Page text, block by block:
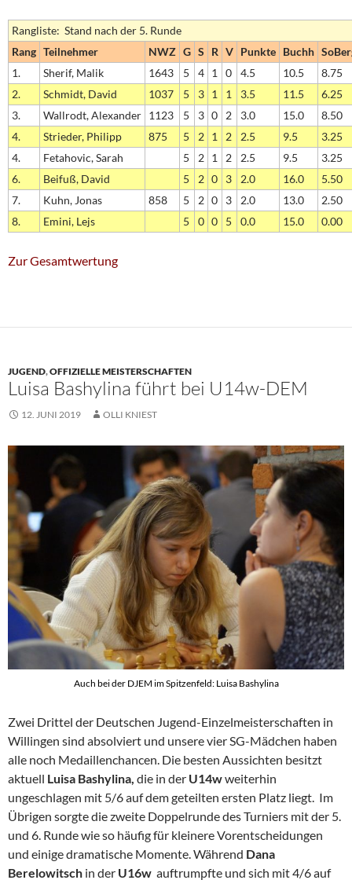
Rangliste: Stand nach der 5. Runde
Rang Teilnehmer NWZ G S R V Punkte Buchh
1.
Sherif, Malik 1643 5 4 1 0 4.5 10.5
8.75
2.
Schmidt, David 1037 5 3 1 1 3.5 11.5
6.25
3.
Wallrodt, Alexander 1123 5 3 0 2 3.0 15.0
8.50
4.
Strieder, Philipp 875 5 2 1 2 2.5 9.5
3.25
4.
Fetahovic, Sarah 5 2 1 2 2.5 9.5
3.25
6.
Beifuß, David 5 2 0 3 2.0 16.0
5.50
7.
Kuhn, Jonas 858 5 2 0 3 2.0 13.0
2.50
8.
Emini, Lejs 5 0 0 5 0.0 15.0 0.00
Zur Gesamtwertung
JUGEND,OFFIZIELLE MEISTERSCHAFTEN
Luisa Bashylina führt bei U14w-DEM
12. JUNI 2019 OLLI KNIEST
Auch bei der DJEM im Spitzenfeld: Luisa Bashylina
Zwei Drittel der Deutschen Jugend-Einzelmeisterschaften in
Willingen sind absolviert und unsere vier SG-Mädchen haben
alle noch Medaillenchancen. Die besten Aussichten besitzt
aktuell Luisa Bashylina, die in der U14wweiterhin
ungeschlagen mit 5/6 auf dem geteilten ersten Platz liegt. Im
Übrigen sorgte die zweite Doppelrunde des Turniers mit der 5.
und 6. Runde wie so häufig für kleinere Vorentscheidungen
und einige dramatische Momente. Während Dana
Berelowitsch in der U16w auftrumpfte und sich mit 4/6 auf